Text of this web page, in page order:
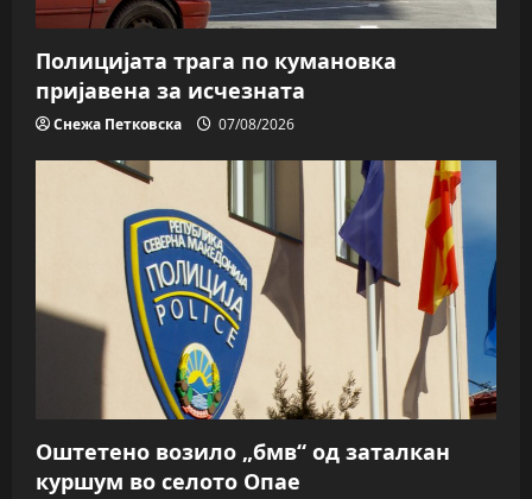
Полицијата трага пo кумановка
пријавена за исчезната
Снежа Петковска 07/08/2026
Оштетено возило „бмв“ од заталкан
куршум во селото Опае